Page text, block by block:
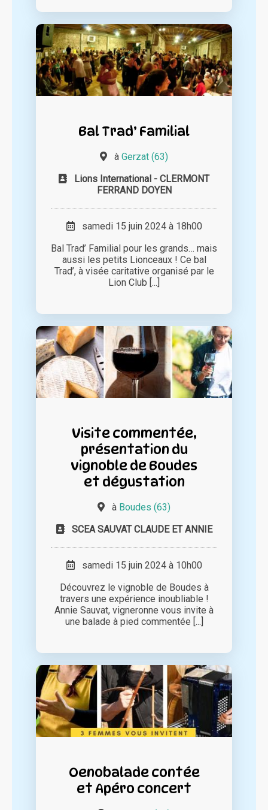
Bal Trad’ Familial
à Gerzat (63)
Lions International - CLERMONT
FERRAND DOYEN
samedi 15 juin 2024 à 18h00
Bal Trad’ Familial pour les grands… mais
aussi les petits Lionceaux ! Ce bal
Trad’, à visée caritative organisé par le
Lion Club [...]
Visite commentée,
présentation du
vignoble de Boudes
et dégustation
à Boudes (63)
SCEA SAUVAT CLAUDE ET ANNIE
samedi 15 juin 2024 à 10h00
Découvrez le vignoble de Boudes à
travers une expérience inoubliable !
Annie Sauvat, vigneronne vous invite à
une balade à pied commentée [...]
Oenobalade contée
et Apéro concert